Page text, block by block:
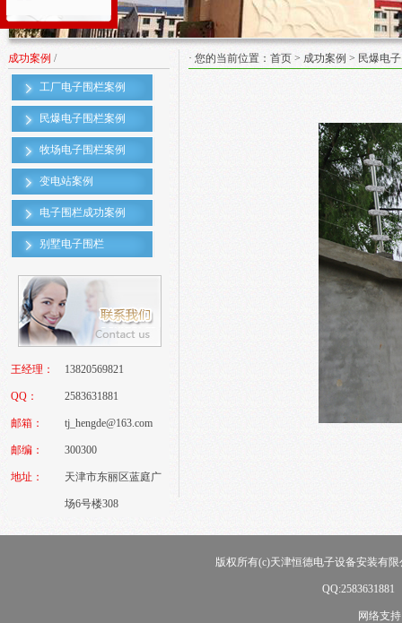
成功案例 /
工厂电子围栏案例
民爆电子围栏案例
牧场电子围栏案例
变电站案例
电子围栏成功案例
别墅电子围栏
王经理： 13820569821
QQ： 2583631881
邮箱： tj_hengde@163.com
邮编： 300300
地址： 天津市东丽区蓝庭广
场6号楼308
· 您的当前位置： 首页 > 成功案例 > 民爆电
版权所有(c)天津恒德电子设备安装有
网络支